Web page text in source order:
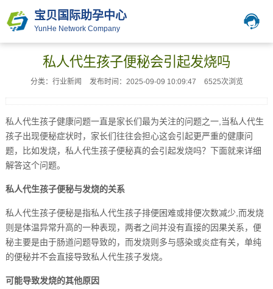
宝贝国际助孕中心
YunHe Network Company
私人代生孩子便秘会引起发烧吗
分类：行业新闻 发布时间：2025-09-09 10:09:47 6525次浏览
私人代生孩子健康问题一直是家长们最为关注的问题之一,当私人代生
孩子出现便秘症状时，家长们往往会担心这会引起更严重的健康问
题，比如发烧，私人代生孩子便秘真的会引起发烧吗？下面就来详细
解答这个问题。
私人代生孩子便秘与发烧的关系
私人代生孩子便秘是指私人代生孩子排便困难或排便次数减少,而发烧
则是体温异常升高的一种表现，两者之间并没有直接的因果关系，便
秘主要是由于肠道问题导致的，而发烧则多与感染或炎症有关，单纯
的便秘并不会直接导致私人代生孩子发烧。
可能导致发烧的其他原因